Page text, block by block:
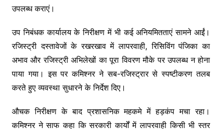
उपलब्ध कराएं।
उप निबंधक कार्यालय के निरीक्षण में भी कई अनियमितताएं सामने आईं।
रजिस्ट्री दस्तावेजों के रखरखाव में लापरवाही, रिसिविंग पंजिका का
अभाव और रजिस्ट्री अभिलेखों का पूरा विवरण मौके पर उपलब्ध न होना
पाया गया। इस पर कमिश्नर ने सब-रजिस्ट्रार से स्पष्टीकरण तलब
करते हुए व्यवस्था सुधारने के निर्देश दिए।
औचक निरीक्षण के बाद प्रशासनिक महकमे में हड़कंप मचा रहा।
कमिश्नर ने साफ कहा कि सरकारी कार्यों में लापरवाही किसी भी स्तर